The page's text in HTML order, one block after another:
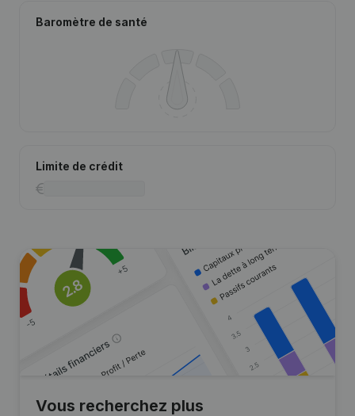
Baromètre de santé
Limite de crédit
Vous recherchez plus